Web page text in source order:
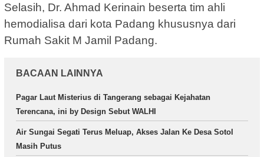
Selasih, Dr. Ahmad Kerinain beserta tim ahli
hemodialisa dari kota Padang khususnya dari
Rumah Sakit M Jamil Padang.
BACAAN LAINNYA
Pagar Laut Misterius di Tangerang sebagai Kejahatan
Terencana, ini by Design Sebut WALHI
Air Sungai Segati Terus Meluap, Akses Jalan Ke Desa Sotol
Masih Putus